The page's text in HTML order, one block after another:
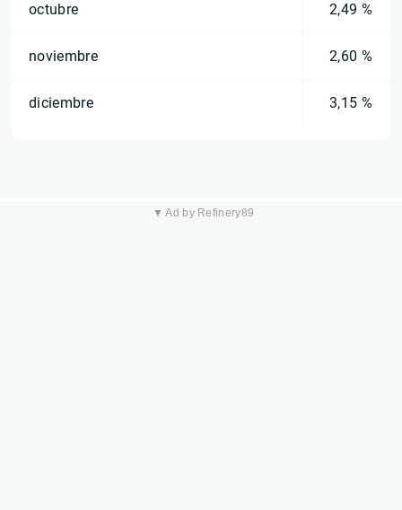
octubre 2,49 %
noviembre 2,60 %
diciembre 3,15 %
▼ Ad by Refinery89